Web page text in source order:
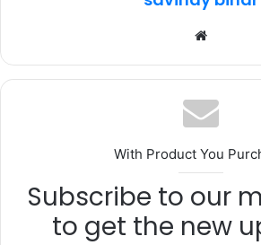
With Product You
Subscribe to our
to get the new